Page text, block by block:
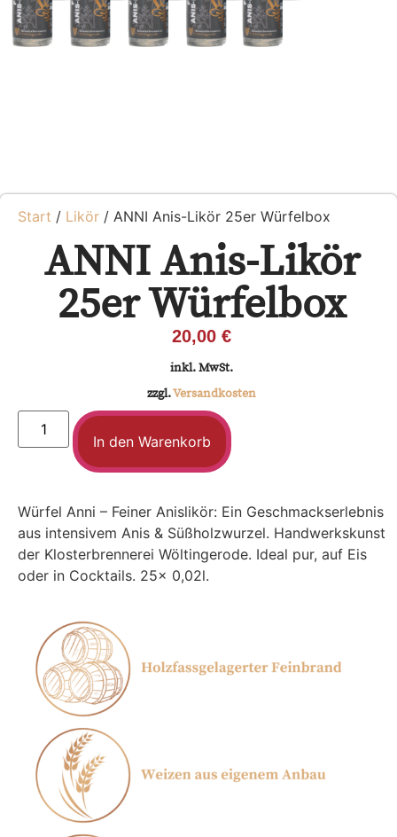
Start / Likör / ANNI Anis-Likör 25er Würfelbox
ANNI Anis-Likör
25er Würfelbox
20,00 €
inkl. MwSt.
zzgl.Versandkosten
In den Warenkorb
Würfel Anni – Feiner Anislikör: Ein Geschmackserlebnis
aus intensivem Anis & Süßholzwurzel. Handwerkskunst
der Klosterbrennerei Wöltingerode. Ideal pur, auf Eis
oder in Cocktails. 25x 0,02l.